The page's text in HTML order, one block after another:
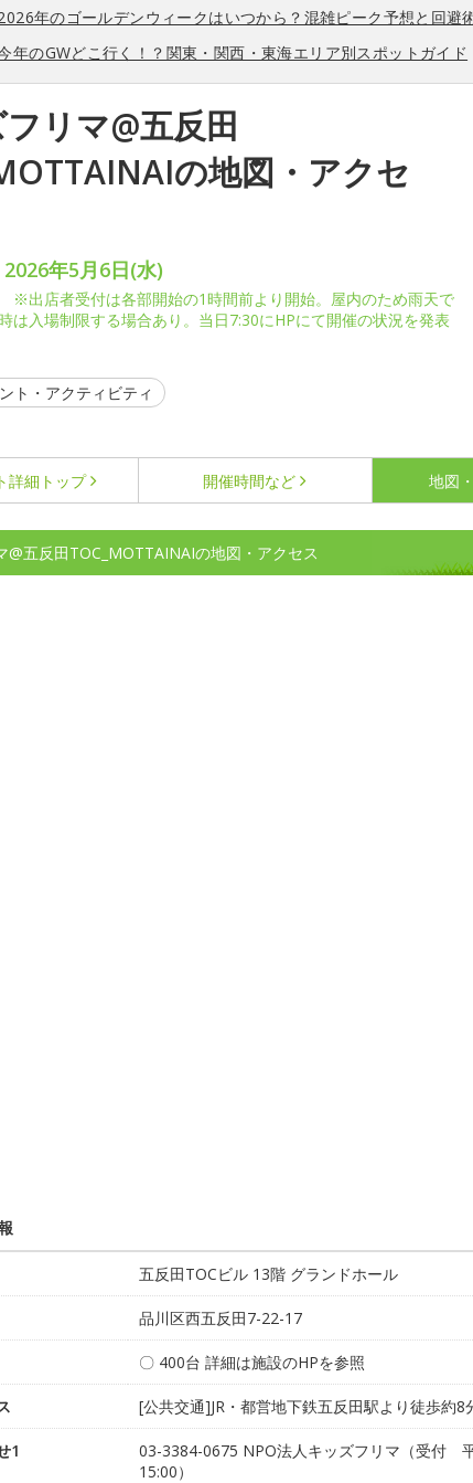
年のゴールデンウィークはいつから？混雑ピーク予想と回避
年のGWどこ行く！？関東・関西・東海エリア別スポットガイド
リマ@五反田
の地図・アクセ
年5月6日(水)
※出店者受付は各部開始の1時間前より開始。屋内のため雨天で
は入場制限する場合あり。当日7:30にHPにて開催の状況を発表
ト・アクティビティ
詳細 トップ 開催時間など 地図
@五反田TOC_MOTTAINAIの地図・アクセス
五反田TOCビル 13階 グランドホール
品川区西五反田7-22-17
〇 400台 詳細は施設のHPを参照
[公共交通]JR・都営地下鉄五反田駅より徒歩約8
1
03-3384-0675 NPO法人キッズフリマ（受付
15:00）